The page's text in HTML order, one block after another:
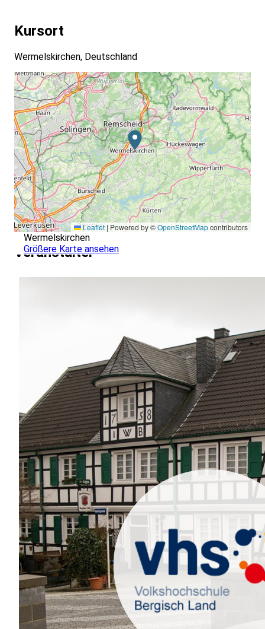
Kursort
Wermelskirchen, Deutschland
Leaflet | Powered by ©OpenStreetMapcontributors
Wermelskirchen
Größere Karte ansehen
Veranstalter